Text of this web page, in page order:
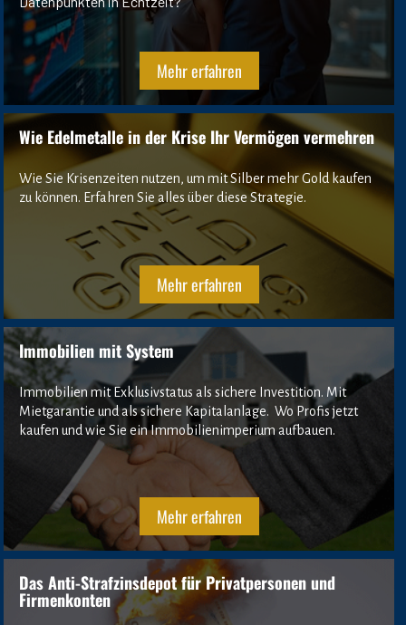
Mehr erfahren
Wie Edelmetalle in der Krise Ihr Vermögen vermehren
Wie Sie Krisenzeiten nutzen, um mit Silber mehr Gold kaufen
zu können. Erfahren Sie alles über diese Strategie.
Mehr erfahren
Immobilien mit System
Immobilien mit Exklusivstatus als sichere Investition. Mit
Mietgarantie und als sichere Kapitalanlage.  Wo Profis jetzt
kaufen und wie Sie ein Immobilienimperium aufbauen.
Mehr erfahren
Das Anti-Strafzinsdepot für Privatpersonen und
Firmenkonten